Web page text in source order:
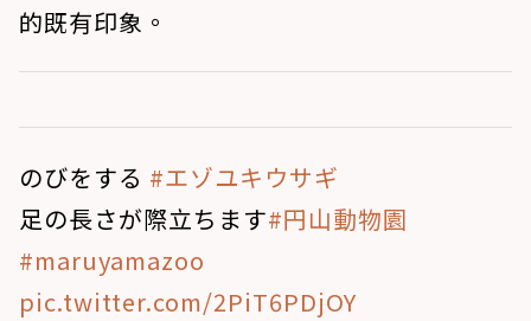
的既有印象。
のびをする #エゾユキウサギ
足の長さが際立ちます#円山動物園
#maruyamazoo
pic.twitter.com/2PiT6PDjOY